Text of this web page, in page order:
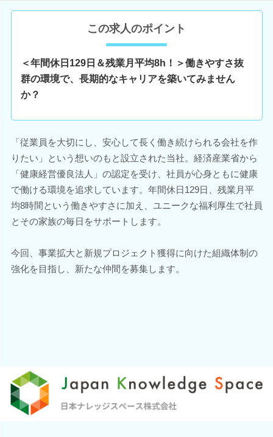
この求人のポイント
＜年間休日129日＆残業月平均8h！＞働きやすさ抜
群の環境で、長期的なキャリアを築いてみません
か？
「従業員を大切にし、安心して長く働き続けられる会社を作
りたい」という想いのもと設立された当社。経済産業省から
「健康経営優良法人」の認定を受け、社員が心身ともに健康
で働ける環境を追求しています。年間休日129日、残業月平
均8時間という働きやすさに加え、ユニークな福利厚生で社員
とその家族の毎日をサポートします。
今回、事業拡大と新規プロジェクト獲得に向けた組織体制の
強化を目指し、新たな仲間を募集します。